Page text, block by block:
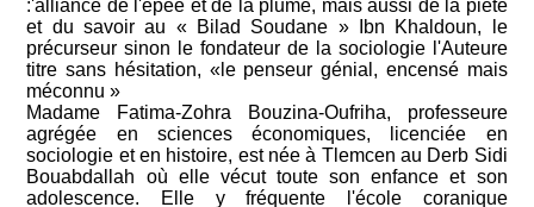
:'alliance de l'épée et de la plume, mais aussi de la piété
et du savoir au « Bilad Soudane » Ibn Khaldoun, le
précurseur sinon le fondateur de la sociologie l'Auteure
titre sans hésitation, «le penseur génial, encensé mais
méconnu »
Madame Fatima-Zohra Bouzina-Oufriha, professeure
agrégée en sciences économiques, licenciée en
sociologie et en histoire, est née à Tlemcen au Derb Sidi
Bouabdallah où elle vécut toute son enfance et son
adolescence. Elle y fréquente l'école coranique